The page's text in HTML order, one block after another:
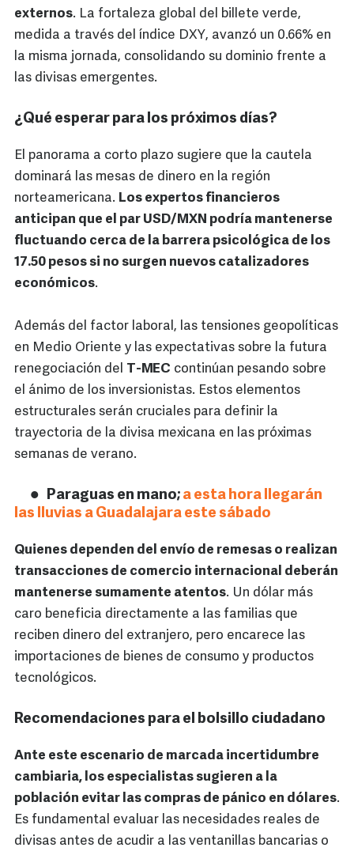
externos. La fortaleza global del billete verde,
medida a través del índice DXY, avanzó un 0.66% en
la misma jornada, consolidando su dominio frente a
las divisas emergentes.
¿Qué esperar para los próximos días?
El panorama a corto plazo sugiere que la cautela
dominará las mesas de dinero en la región
norteamericana. Los expertos financieros
anticipan que el par USD/MXN podría mantenerse
fluctuando cerca de la barrera psicológica de los
17.50 pesos si no surgen nuevos catalizadores
económicos.
Además del factor laboral, las tensiones geopolíticas
en Medio Oriente y las expectativas sobre la futura
renegociación del T-MEC continúan pesando sobre
el ánimo de los inversionistas. Estos elementos
estructurales serán cruciales para definir la
trayectoria de la divisa mexicana en las próximas
semanas de verano.
Paraguas en mano; a esta hora llegarán
las lluvias a Guadalajara este sábado
Quienes dependen del envío de remesas o realizan
transacciones de comercio internacional deberán
mantenerse sumamente atentos. Un dólar más
caro beneficia directamente a las familias que
reciben dinero del extranjero, pero encarece las
importaciones de bienes de consumo y productos
tecnológicos.
Recomendaciones para el bolsillo ciudadano
Ante este escenario de marcada incertidumbre
cambiaria, los especialistas sugieren a la
población evitar las compras de pánico en dólares.
Es fundamental evaluar las necesidades reales de
divisas antes de acudir a las ventanillas bancarias o